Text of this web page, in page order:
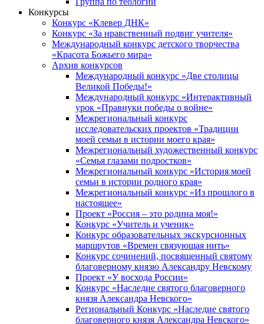
Конкурсы
Конкурс «Клевер ДНК»
Конкурс «За нравственный подвиг учителя»
Международный конкурс детского творчества
«Красота Божьего мира»
Архив конкурсов
Международный конкурс «Две столицы
Великой Победы!»
Международный конкурс «Интерактивный
урок «Правнуки победы о войне»
Межрегиональный конкурс
исследовательских проектов «Традиции
моей семьи в истории моего края»
Межрегиональный художественный конкурс
«Семья глазами подростков»
Межрегиональный конкурс «История моей
семьи в истории родного края»
Межрегиональный конкурс «Из прошлого в
настоящее»
Проект «Россия – это родина моя!»
Конкурс «Учитель и ученик»
Конкурс образовательных экскурсионных
маршрутов «Времен связующая нить»
Конкурс сочинений, посвященный святому
благоверному князю Александру Невскому
Проект «У восхода России»
Конкурс «Наследие святого благоверного
князя Александра Невского»
Региональный Конкурс «Наследие святого
благоверного князя Александра Невского»